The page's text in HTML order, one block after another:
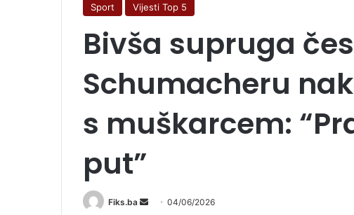
Sport Vijesti Top 5
Bivša supruga
Schumacheru
s muškarcem:
put”
Fiks.ba
Send04/06/2026